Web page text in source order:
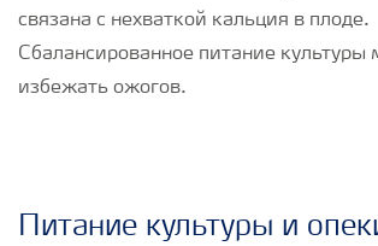
связана с нехваткой кальция в плоде.
Сбалансированное питание
избежать ожогов.
Питание культуры и